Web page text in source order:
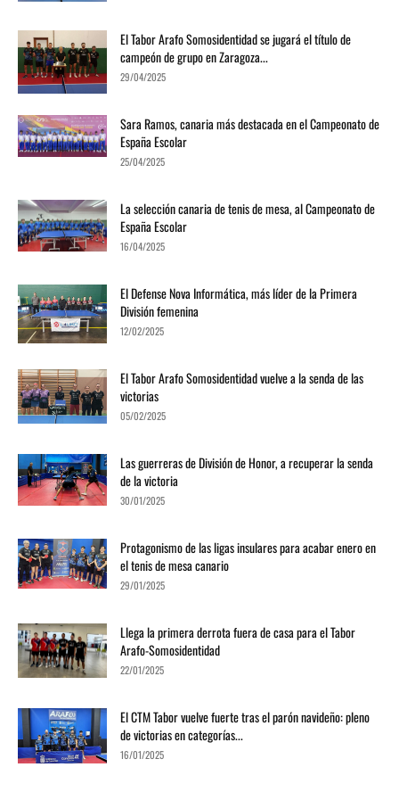
El Tabor Arafo Somosidentidad se jugará el título de
campeón de grupo en Zaragoza...
29/04/2025
Sara Ramos, canaria más destacada en el Campeonato de
España Escolar
25/04/2025
La selección canaria de tenis de mesa, al Campeonato de
España Escolar
16/04/2025
El Defense Nova Informática, más líder de la Primera
División femenina
12/02/2025
El Tabor Arafo Somosidentidad vuelve a la senda de las
victorias
05/02/2025
Las guerreras de División de Honor, a recuperar la senda
de la victoria
30/01/2025
Protagonismo de las ligas insulares para acabar enero en
el tenis de mesa canario
29/01/2025
Llega la primera derrota fuera de casa para el Tabor
Arafo-Somosidentidad
22/01/2025
El CTM Tabor vuelve fuerte tras el parón navideño: pleno
de victorias en categorías...
16/01/2025